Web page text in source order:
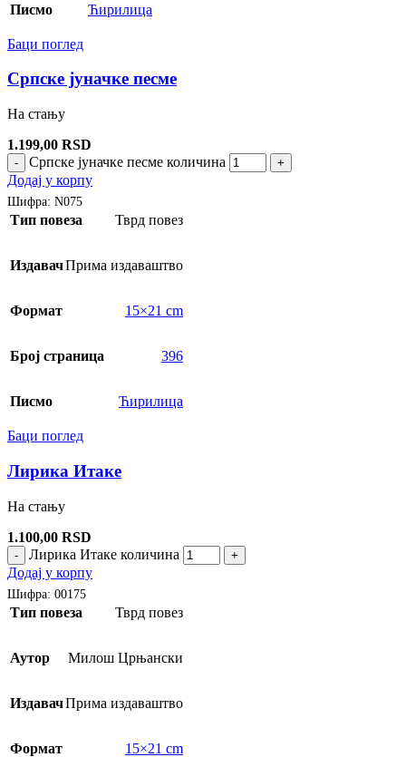
Писмо Ћирилица
Баци поглед
Српске јуначке песме
На стању
1.199,00 RSD
- Српске јуначке песме количина +
Додај у корпу
Шифра: N075
Тип повеза Тврд повез
ИздавачПрима издаваштво
Формат 15×21 cm
Број страница 396
Писмо Ћирилица
Баци поглед
Лирика Итаке
На стању
1.100,00 RSD
- Лирика Итаке количина +
Додај у корпу
Шифра: 00175
Тип повеза Тврд повез
Аутор Милош Црњански
ИздавачПрима издаваштво
Формат 15×21 cm